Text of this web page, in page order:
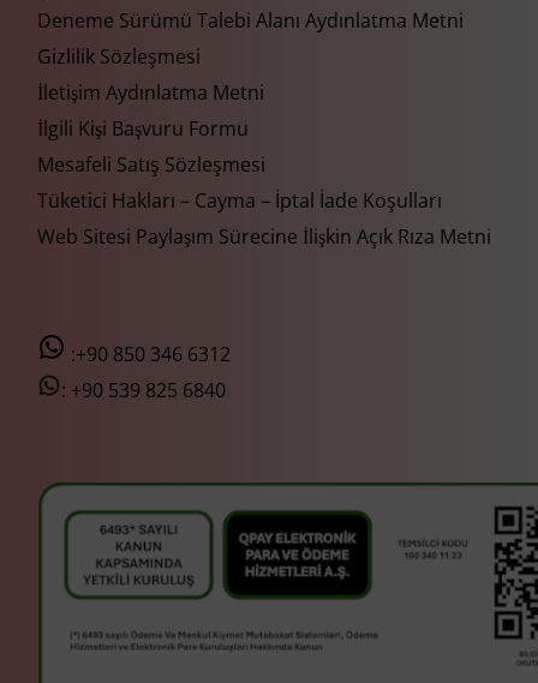
Deneme Sürümü Talebi Alanı Aydınlatma Metni
Gizlilik Sözleşmesi
İletişim Aydınlatma Metni
İlgili Kişi Başvuru Formu
Mesafeli Satış Sözleşmesi
Tüketici Hakları – Cayma – İptal İade Koşulları
Web Sitesi Paylaşım Sürecine İlişkin Açık Rıza Metni
:+90 850 346 6312
: +90 539 825 6840